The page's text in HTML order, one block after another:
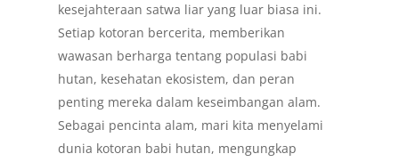
kesejahteraan satwa liar yang luar biasa ini.
Setiap kotoran bercerita, memberikan
wawasan berharga tentang populasi babi
hutan, kesehatan ekosistem, dan peran
penting mereka dalam keseimbangan alam.
Sebagai pencinta alam, mari kita menyelami
dunia kotoran babi hutan, mengungkap